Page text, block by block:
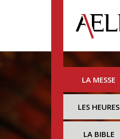
LA MESSE
LES HEURES
LA BIBLE